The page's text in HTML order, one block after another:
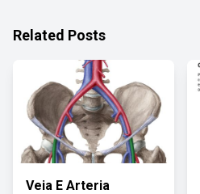
Related Posts
Veia E Arteria